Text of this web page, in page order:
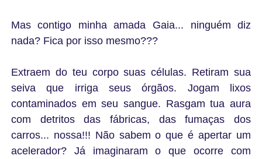
Mas contigo minha amada Gaia... ninguém diz
nada? Fica por isso mesmo???
Extraem do teu corpo suas células. Retiram sua
seiva que irriga seus órgãos. Jogam lixos
contaminados em seu sangue. Rasgam tua aura
com detritos das fábricas, das fumaças dos
carros... nossa!!! Não sabem o que é apertar um
acelerador? Já imaginaram o que ocorre com